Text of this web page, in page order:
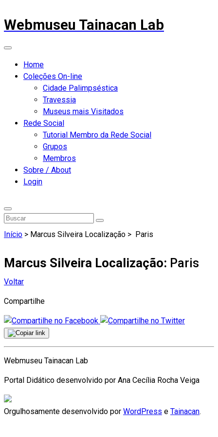
Webmuseu Tainacan Lab
Home
Coleções On-line
Cidade Palimpséstica
Travessia
Museus mais Visitados
Rede Social
Tutorial Membro da Rede Social
Grupos
Membros
Sobre / About
Login
Início > Marcus Silveira Localização > Paris
Marcus Silveira Localização: Paris
Voltar
Compartilhe
Webmuseu Tainacan Lab
Portal Didático desenvolvido por Ana Cecília Rocha Veiga
Orgulhosamente desenvolvido por WordPress e Tainacan.